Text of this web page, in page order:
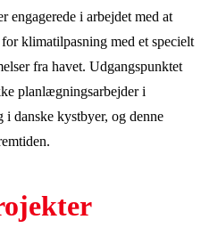
engagerede i arbejdet med at
klimatilpasning med et specielt
fra havet. Udgangspunktet
planlægningsarbejder i
danske kystbyer, og denne